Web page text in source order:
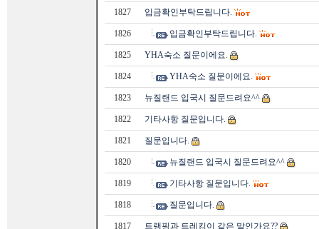
1827 입금확인부탁드립니다.
1826 입금확인부탁드립니다.
1825 YHA숙소 질문이에요.
1824 YHA숙소 질문이에요.
1823 뉴질랜드 입국시 질문드려요^^
1822 기타사항 질문입니다.
1821 질문입니다.
1820 뉴질랜드 입국시 질문드려요^^
1819 기타사항 질문입니다.
1818 질문입니다.
1817 트램핑과 트레킹이 같은 말인가요??